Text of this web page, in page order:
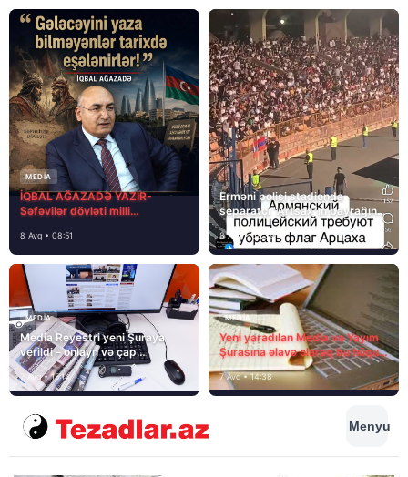
MEDİA
İQBAL AĞAZADƏ YAZIR-
Səfəvilər dövləti milli
8 Avq • 08:51
Erməni polisi stadionda
separatçı “Artsax”ın bayrağını
müsadirə etdi və…
8 Avq • 08:39
MEDİA
Media Reyestri yeni Şuraya
verildi – onlayn və çap
mediasını nə gözləyir?
7 Avq • 15:14
MEDİA
Yeni yaradılan Media və Yayım
Şurasına əlavə olaraq bu hüquq
və vəzifələr də verilib
7 Avq • 14:38
Menyu